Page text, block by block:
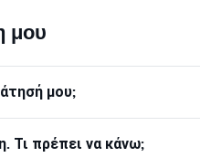
μου
μου;
Τι πρέπει να κάνω;